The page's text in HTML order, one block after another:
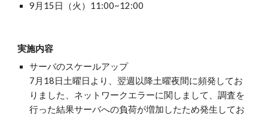
9月15日（火）11:00~12:00
実施内容
サーバのスケールアップ
7月18日土曜日より、翌週以降土曜夜間に頻発してお
りました、ネットワークエラーに関しまして、調査を
行った結果サーバへの負荷が増加したため発生してお